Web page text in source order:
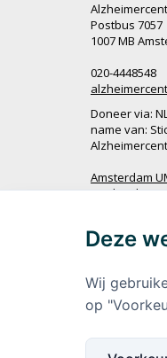
Postbus 7057
1007 MB
020-4448548
Doneer via:
name van:
Amsterdam
Werken bij
Ik wil op
Deze
Wij
op